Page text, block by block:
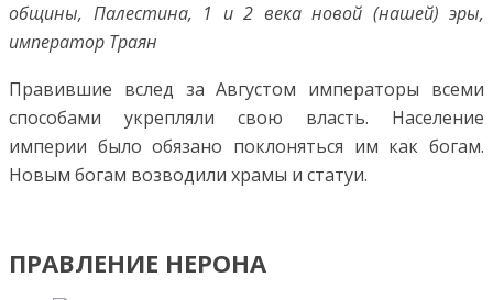
общины, Палестина, 1 и 2 века новой (нашей) эры,
император Траян
Правившие вслед за Августом императоры всеми
способами укрепляли свою власть. Население
империи было обязано поклоняться им как богам.
Новым богам возводили храмы и статуи.
ПРАВЛЕНИЕ НЕРОНА